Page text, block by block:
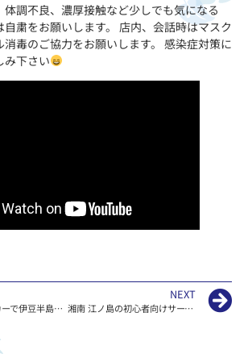
調不良、濃厚接触など少しでも気になる
粛をお願いします。 店内、会話時はマスク
毒のご協力をお願いします。 感染症対策に
み下さい
キャンピングカーで伊豆半島一周サーフトリップ
NEXT
湘南 江ノ島の初心者向けサーフィンスクールKAILOAの波情報